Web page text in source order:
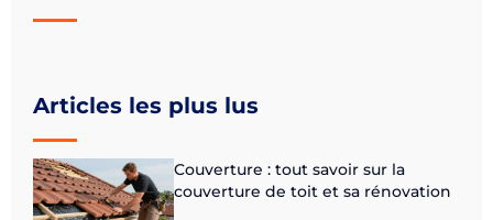
Articles les plus lus
Couverture : tout savoir sur la
couverture de toit et sa rénovation